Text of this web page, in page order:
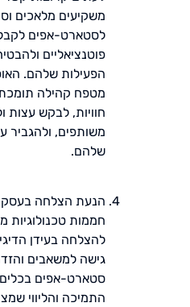
משקיעים מלאכים
לסטארט-אפים
פוטנציאליים
הפעילות שלהם.
מטפח קהילה
חוויות, לבקש עצות
משותפים, ולהגביר
שלהם.
הנעת הצלחה
חממות טכנולוגיות
להצלחה בעידן
גישה למשאבים
סטארט-אפים
התמיכה והליווי